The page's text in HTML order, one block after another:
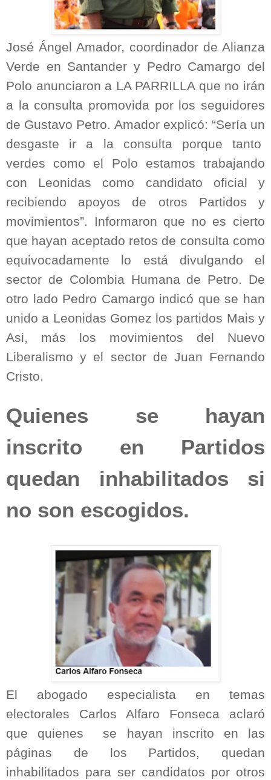
José Ángel Amador, coordinador de Alianza
Verde en Santander y Pedro Camargo del
Polo anunciaron a LA PARRILLA que no irán
a la consulta promovida por los seguidores
de Gustavo Petro. Amador explicó: “Sería un
desgaste ir a la consulta porque tanto
verdes como el Polo estamos trabajando
con Leonidas como candidato oficial y
recibiendo apoyos de otros Partidos y
movimientos”. Informaron que no es cierto
que hayan aceptado retos de consulta como
equivocadamente lo está divulgando el
sector de Colombia Humana de Petro. De
otro lado Pedro Camargo indicó que se han
unido a Leonidas Gomez los partidos Mais y
Asi, más los movimientos del Nuevo
Liberalismo y el sector de Juan Fernando
Cristo.
Quienes se hayan
inscrito en Partidos
quedan inhabilitados si
no son escogidos.
El abogado especialista en temas
electorales Carlos Alfaro Fonseca aclaró
que quienes
se hayan inscrito en las
páginas de los Partidos, quedan
inhabilitados para ser candidatos por otros